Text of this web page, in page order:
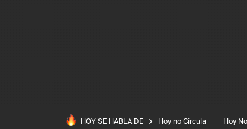
HOY SE HABLA DE Hoy no Circula Hoy